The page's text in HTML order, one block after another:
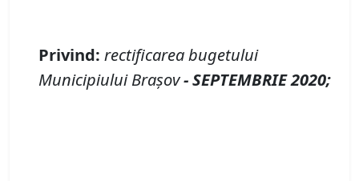
Privind: rectificareabugetului
Municipiului Braşov- SEPTEMBRIE 2020;